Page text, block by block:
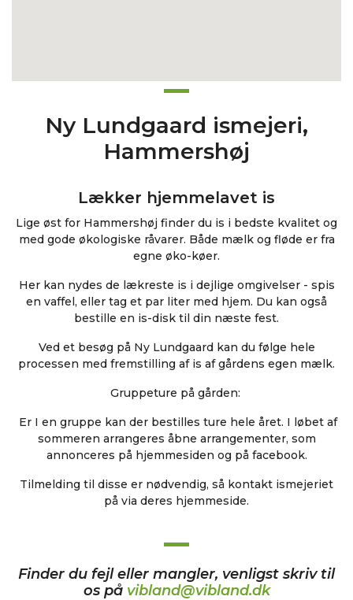
Ny Lundgaard ismejeri,
Hammershøj
Lækker hjemmelavet is
Lige øst for Hammershøj finder du is i bedste kvalitet og
med gode økologiske råvarer. Både mælk og fløde er fra
egne øko-køer.
Her kan nydes de lækreste is i dejlige omgivelser - spis
en vaffel, eller tag et par liter med hjem. Du kan også
bestille en is-disk til din næste fest.
Ved et besøg på Ny Lundgaard kan du følge hele
processen med fremstilling af is af gårdens egen mælk.
Gruppeture på gården:
Er I en gruppe kan der bestilles ture hele året. I løbet af
sommeren arrangeres åbne arrangementer, som
annonceres på hjemmesiden og på facebook.
Tilmelding til disse er nødvendig, så kontakt ismejeriet
på via deres hjemmeside.
Finder du fejl eller mangler, venligst skriv til
os på vibland@vibland.dk